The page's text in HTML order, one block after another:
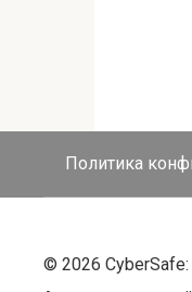
Политика
© 2026